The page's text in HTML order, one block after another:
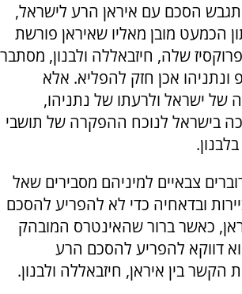
הסכם עם איראן הרע לישראל,
הכמעט מובן מאליו שאיראן פורשת
שלה, חיזבאללה ולבנון, מסתבר
אכן חזק להפליא. אלא
של ישראל ולרעתו של נתניהו,
בישראל לנוכח ההפקרה של תושבי
צבאיים למיניהם מסבירים שאל
ובדאחיה כדי לא להפריע להסכם
כאשר ברור שהאינטרס המובהק
דווקא להפריע להסכם הרע
בין איראן, חיזבאללה ולבנון.